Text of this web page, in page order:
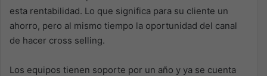
esta rentabilidad. Lo que significa para su cliente un
ahorro, pero al mismo tiempo la oportunidad del canal
de hacer cross selling.
Los equipos tienen soporte por un año y ya se cuenta